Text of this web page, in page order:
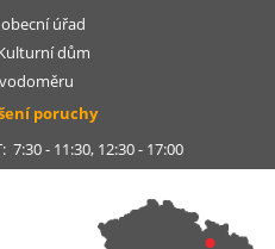
úřad
dům
poruchy
- 11:30, 12:30 - 17:00